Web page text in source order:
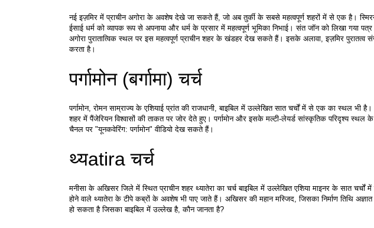
नई इज़मिर में प्राचीन अगोरा के अवशेष देखे जा सकते हैं, जो अब तुर्की के सबसे महत्वपूर्ण शहरों में से एक है।
ईसाई धर्म को व्यापक रूप से अपनाया और धर्म के प्रसार में महत्वपूर्ण भूमिका निभाई। संत जॉन को लिखा गया
अगोरा पुरातात्विक स्थल पर इस महत्वपूर्ण प्राचीन शहर के खंडहर देख सकते हैं। इसके अलावा, इज़मिर पुरातत्व
करता है।
पर्गामोन (बर्गामा) चर्च
पर्गामोन, रोमन साम्राज्य के एशियाई प्रांत की राजधानी, बाइबिल में उल्लेखित सात चर्चों में से एक का स्थल
शहर में पैंजेरियन विश्वासों की ताकत पर जोर देते हुए। पर्गामोन और इसके मल्टी-लेयर्ड सांस्कृतिक परिदृश्य
चैनल पर "यूनकवेरिंग: पर्गामोन" वीडियो देख सकते हैं।
थ्यatira चर्च
मनीसा के अखिसर जिले में स्थित प्राचीन शहर थ्यातेरा का चर्च बाइबिल में उल्लेखित एशिया माइनर के सात
होने वाले थ्यातेरा के टीपे कब्रों के अवशेष भी पाए जाते हैं। अखिसर की महान मस्जिद, जिसका निर्माण तिथि
हो सकता है जिसका बाइबिल में उल्लेख है, कौन जानता है?